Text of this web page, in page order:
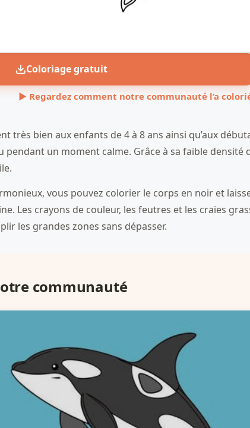
Coloriage gratuit
▶ Regardez comment notre communauté l’a
très bien aux enfants de 4 à 8 ans ainsi qu’aux
pendant un moment calme. Grâce à sa faible
vous pouvez colorier le corps en noir et
Les crayons de couleur, les feutres et les craies
les grandes zones sans dépasser.
communauté